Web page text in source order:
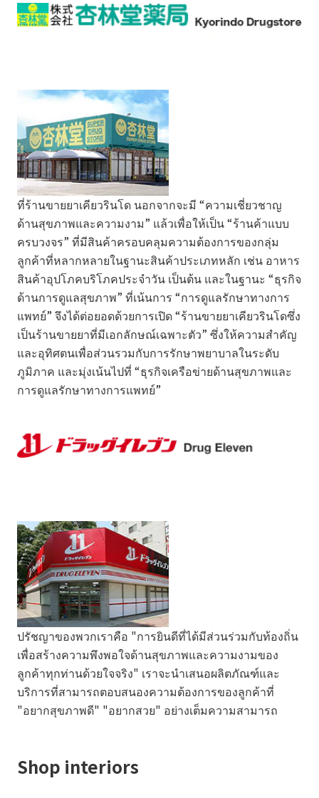
ที่ร้านขายยาเคียวรินโด นอกจากจะมี “ความเชี่ยวชาญ
ด้านสุขภาพและความงาม” แล้วเพื่อให้เป็น “ร้านค้าแบบ
ครบวงจร” ที่มีสินค้าครอบคลุมความต้องการของกลุ่ม
ลูกค้าที่หลากหลายในฐานะสินค้าประเภทหลัก เช่น อาหาร
สินค้าอุปโภคบริโภคประจำวัน เป็นต้น และในฐานะ “ธุรกิจ
ด้านการดูแลสุขภาพ” ที่เน้นการ “การดูแลรักษาทางการ
แพทย์” จึงได้ต่อยอดด้วยการเปิด “ร้านขายยาเคียวรินโดซึ่ง
เป็นร้านขายยาที่มีเอกลักษณ์เฉพาะตัว” ซึ่งให้ความสำคัญ
และอุทิศตนเพื่อส่วนรวมกับการรักษาพยาบาลในระดับ
ภูมิภาค และมุ่งเน้นไปที่ “ธุรกิจเครือข่ายด้านสุขภาพและ
การดูแลรักษาทางการแพทย์”
ปรัชญาของพวกเราคือ "การยินดีที่ได้มีส่วนร่วมกับท้องถิ่น
เพื่อสร้างความพึงพอใจด้านสุขภาพและความงามของ
ลูกค้าทุกท่านด้วยใจจริง" เราจะนำเสนอผลิตภัณฑ์และ
บริการที่สามารถตอบสนองความต้องการของลูกค้าที่
"อยากสุขภาพดี" "อยากสวย" อย่างเต็มความสามารถ
Shop interiors